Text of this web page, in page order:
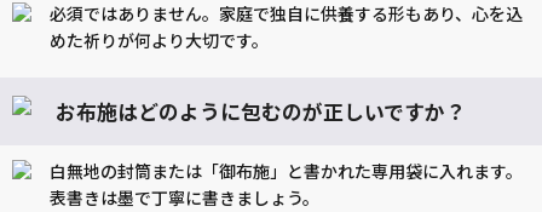
必須ではありません。家庭で独自に供養する形もあり、心を込
めた祈りが何より大切です。
お布施はどのように包むのが正しいですか？
白無地の封筒または「御布施」と書かれた専用袋に入れます。
表書きは墨で丁寧に書きましょう。